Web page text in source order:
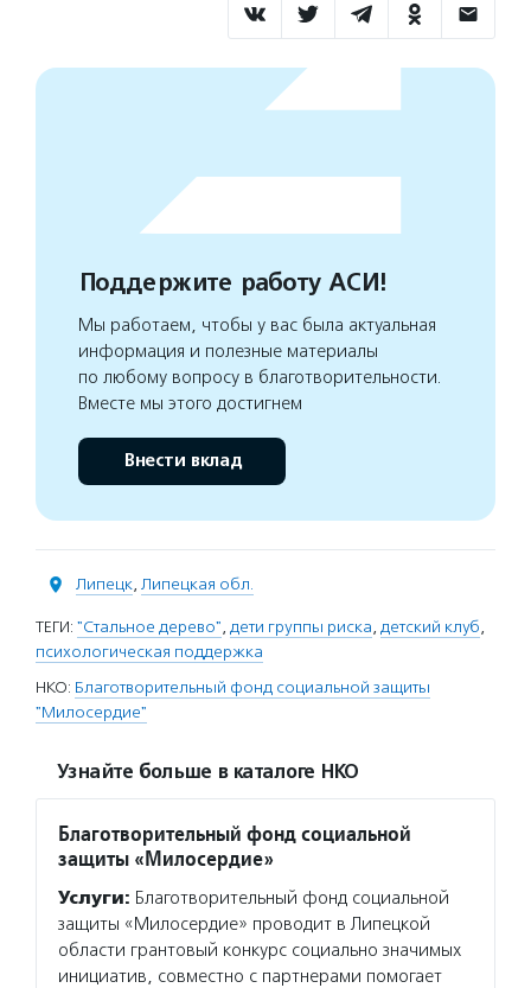
Поддержите работу АСИ!
Мы работаем, чтобы у вас была актуальная
информация и полезные материалы
по любому вопросу в благотворительности.
Вместе мы этого достигнем
Внести вклад
Липецк, Липецкая обл.
ТЕГИ: "Стальное дерево", дети группы риска, детский клуб,
психологическая поддержка
НКО: Благотворительный фонд социальной защиты
"Милосердие"
Узнайте больше в каталоге НКО
Благотворительный фонд социальной
защиты «Милосердие»
Услуги: Благотворительный фонд социальной
защиты «Милосердие» проводит в Липецкой
области грантовый конкурс социально значимых
инициатив, совместно с партнерами помогает